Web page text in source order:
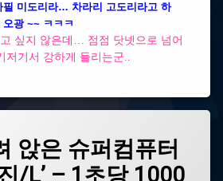
필 미도리라… 차라리 고도리라고 하
광 ~~ ㅋㅋㅋ
싶지 않은데… 점점 닷넷으로 넘어
저기서 강하게 들리는군..
앉은 슈퍼컴퓨터
/L’ – 1초당 1000